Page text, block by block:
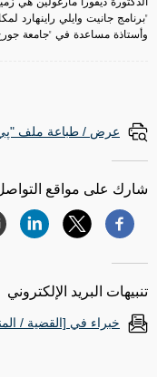
"برنامج جانيت وايلي راينهارد
وأستاذة مساعدة في "جامعة
عرض / طباعة ملف
شارك على مواقع
تنبيهات البريد الإلكتروني
خبراء في [القضية /